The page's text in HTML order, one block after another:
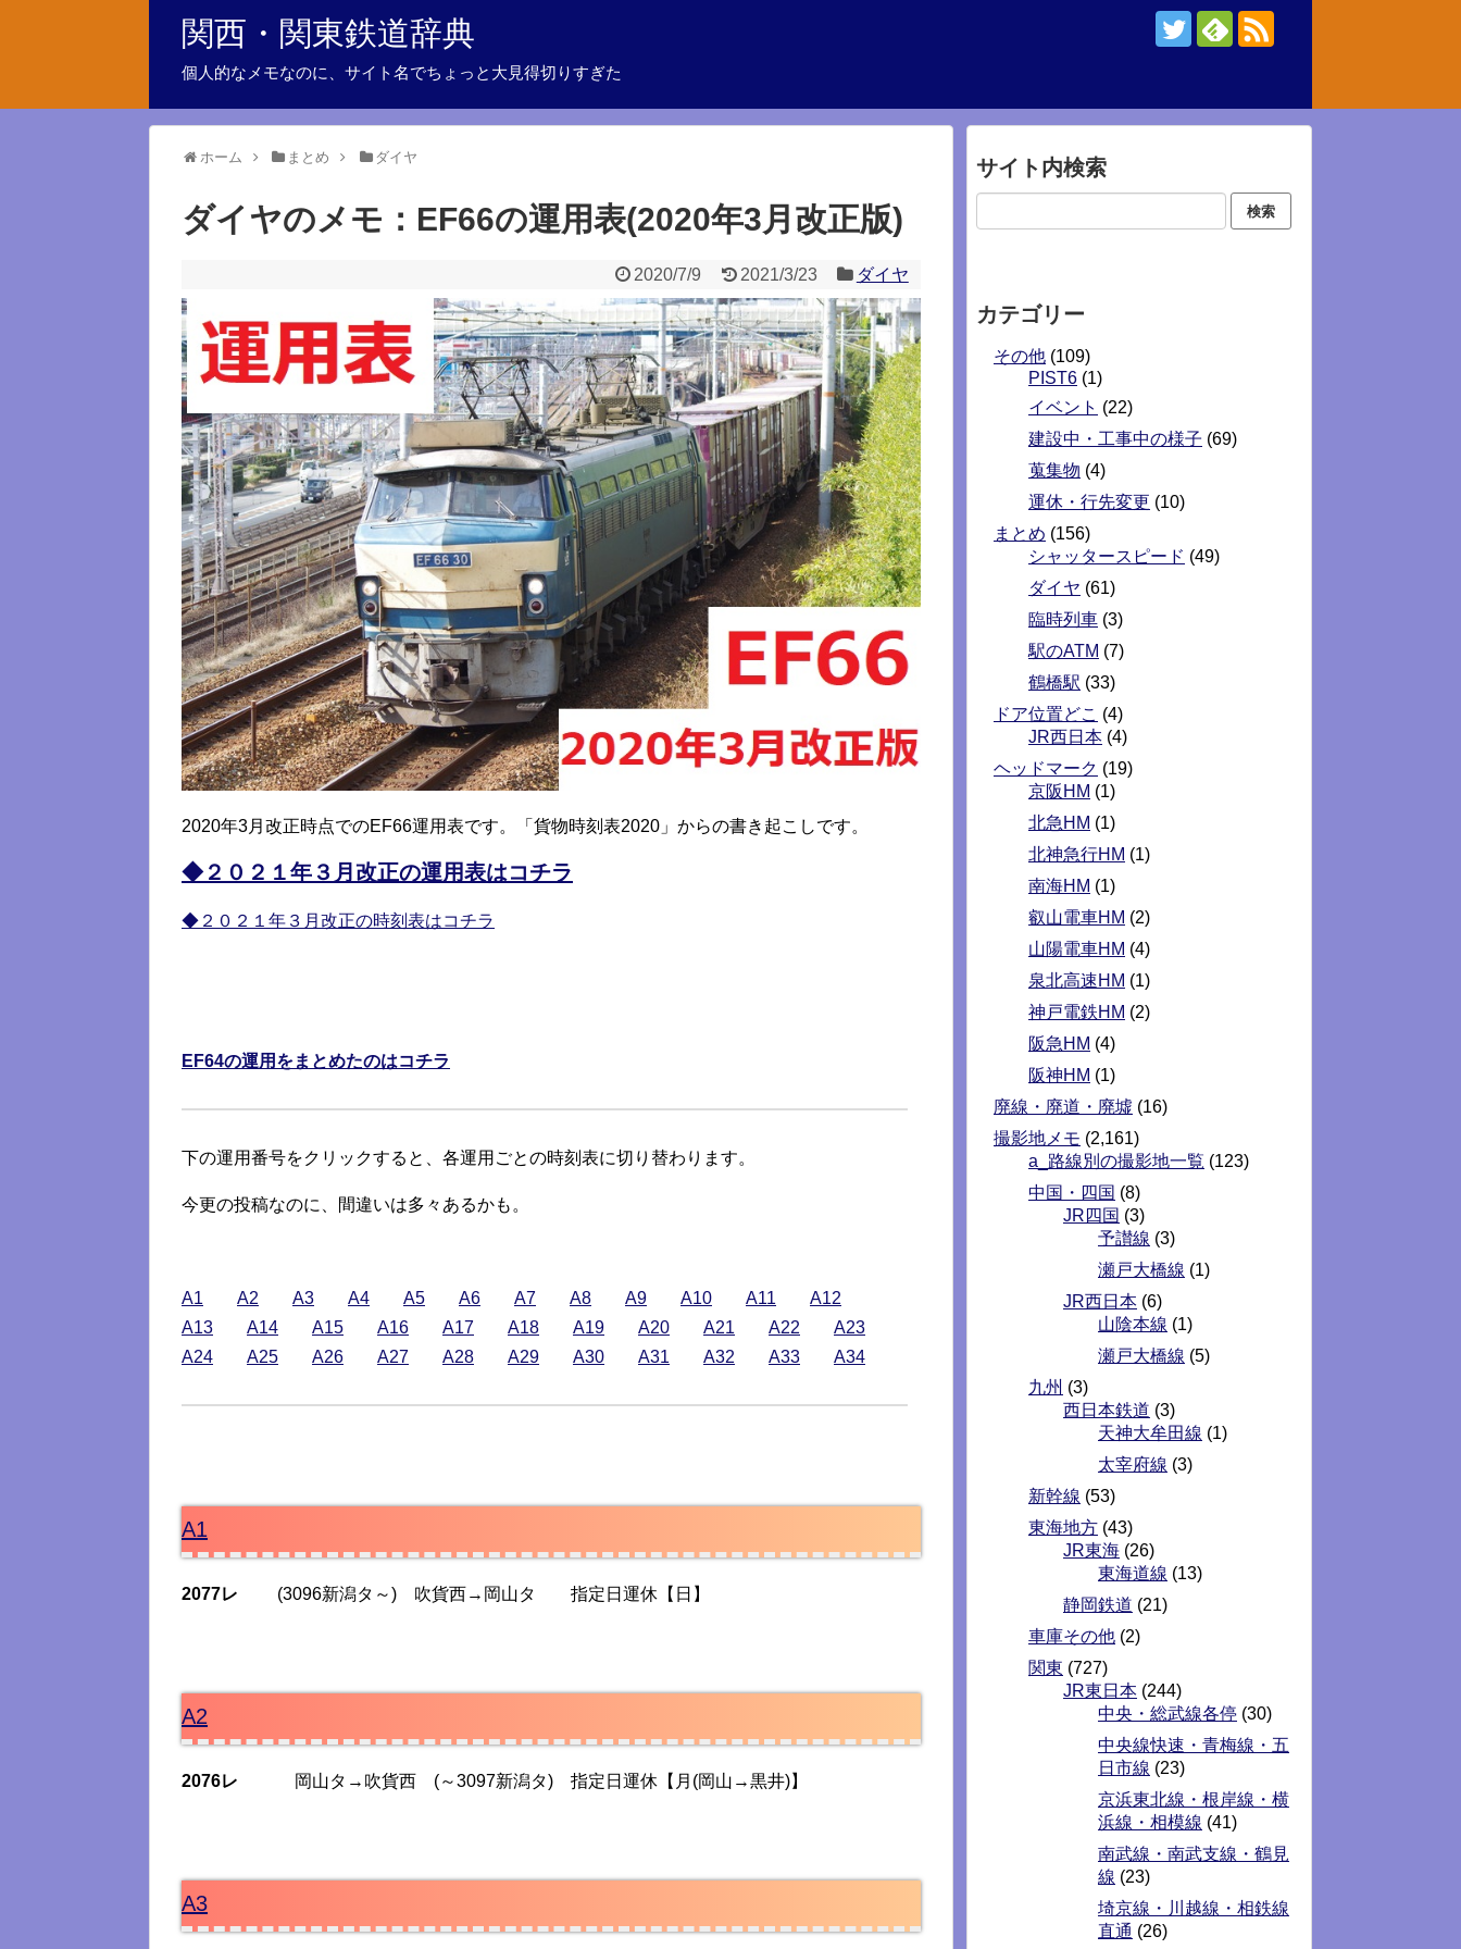
関西・関東鉄道辞典
個人的なメモなのに、サイト名でちょっと大見得切りすぎた
ホーム まとめ ダイヤ
ダイヤのメモ：EF66の運用表(2020年3月改正版)
2020/7/9 2021/3/23 ダイヤ
2020年3月改正時点でのEF66運用表です。「貨物時刻表2020」からの書き起こしです。
◆２０２１年３月改正の運用表はコチラ
◆２０２１年３月改正の時刻表はコチラ
EF64の運用をまとめたのはコチラ
下の運用番号をクリックすると、各運用ごとの時刻表に切り替わります。
今更の投稿なのに、間違いは多々あるかも。
A1 A2 A3 A4 A5 A6 A7 A8 A9 A10 A11
A12
A13
A14 A15 A16 A17 A18 A19 A20 A21 A22
A23
A24
A25 A26 A27 A28 A29 A30 A31 A32 A33 A34
A1
2077レ (3096新潟タ～) 吹貨西→岡山タ 指定日運休【日】
A2
2076レ 岡山タ→吹貨西 (～3097新潟タ) 指定日運休【月(岡山→黒井)】
A3
サイト内検索
カテゴリー
その他 (109)
PIST6 (1)
イベント (22)
建設中・工事中の様子 (69)
蒐集物 (4)
運休・行先変更 (10)
まとめ (156)
シャッタースピード (49)
ダイヤ (61)
臨時列車 (3)
駅のATM (7)
鶴橋駅 (33)
ドア位置どこ (4)
JR西日本 (4)
ヘッドマーク (19)
京阪HM (1)
北急HM (1)
北神急行HM (1)
南海HM (1)
叡山電車HM (2)
山陽電車HM (4)
泉北高速HM (1)
神戸電鉄HM (2)
阪急HM (4)
阪神HM (1)
廃線・廃道・廃墟 (16)
撮影地メモ (2,161)
a_路線別の撮影地一覧 (123)
中国・四国 (8)
JR四国 (3)
予讃線 (3)
瀬戸大橋線 (1)
JR西日本 (6)
山陰本線 (1)
瀬戸大橋線 (5)
九州 (3)
西日本鉄道 (3)
天神大牟田線 (1)
太宰府線 (3)
新幹線 (53)
東海地方 (43)
JR東海 (26)
東海道線 (13)
静岡鉄道 (21)
車庫その他 (2)
関東 (727)
JR東日本 (244)
中央・総武線各停 (30)
中央線快速・青梅線・五
日市線 (23)
京浜東北線・根岸線・横
浜線・相模線 (41)
南武線・南武支線・鶴見
線 (23)
埼京線・川越線・相鉄線
直通 (26)